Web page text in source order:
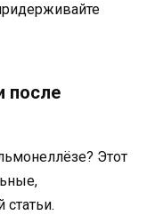
после
Этот